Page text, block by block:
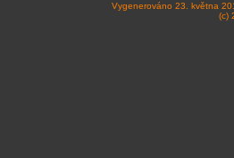
Vygenerováno 23. května
(c)